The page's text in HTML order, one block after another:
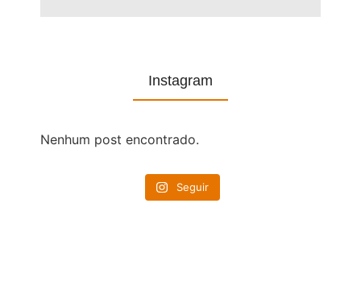
Instagram
Nenhum post encontrado.
Seguir